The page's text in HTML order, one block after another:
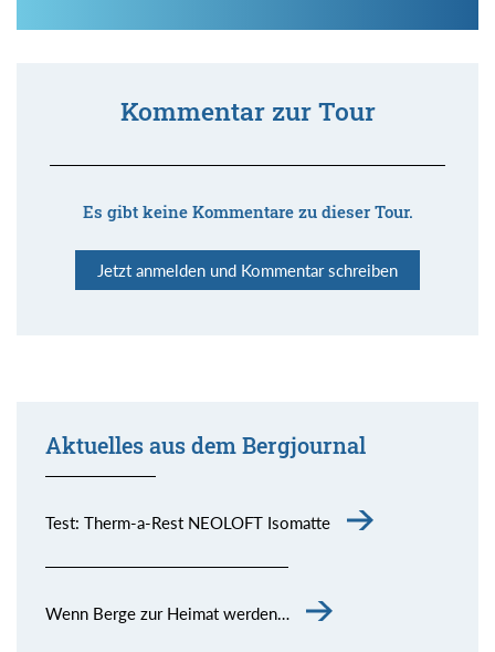
Kommentar zur Tour
Es gibt keine Kommentare zu dieser Tour.
Jetzt anmelden und Kommentar schreiben
Aktuelles aus dem Bergjournal
Test: Therm-a-Rest NEOLOFT Isomatte
Wenn Berge zur Heimat werden…